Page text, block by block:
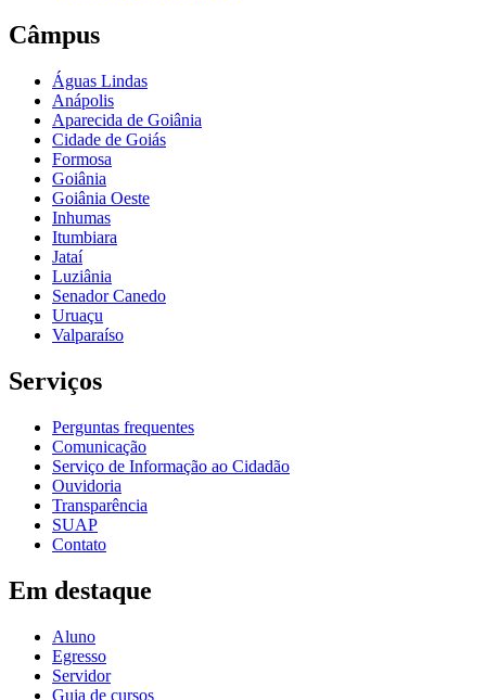
Câmpus
Águas Lindas
Anápolis
Aparecida de Goiânia
Cidade de Goiás
Formosa
Goiânia
Goiânia Oeste
Inhumas
Itumbiara
Jataí
Luziânia
Senador Canedo
Uruaçu
Valparaíso
Serviços
Perguntas frequentes
Comunicação
Serviço de Informação ao Cidadão
Ouvidoria
Transparência
SUAP
Contato
Em destaque
Aluno
Egresso
Servidor
Guia de cursos